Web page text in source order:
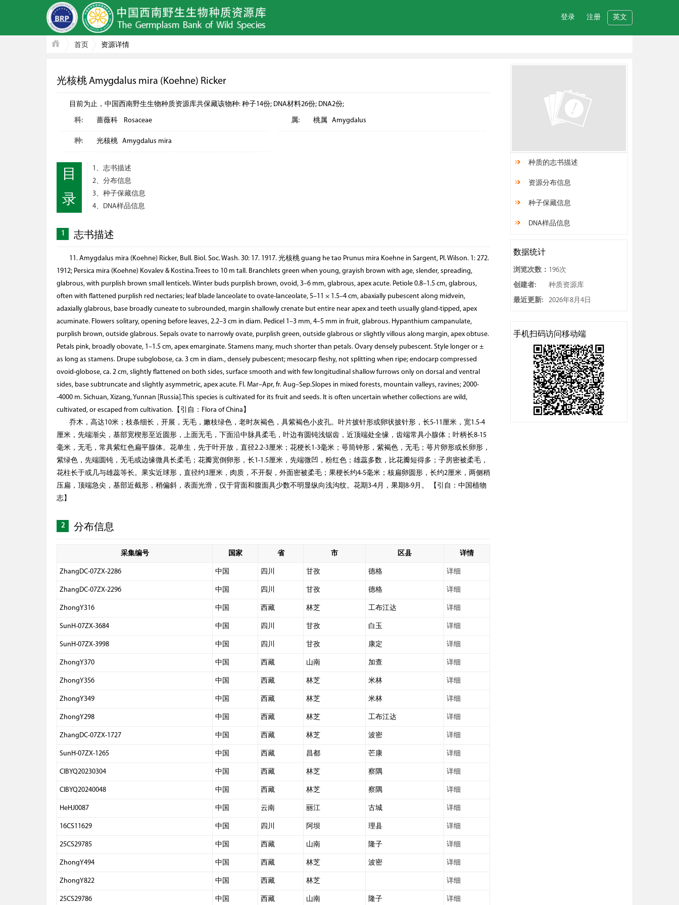
登录 注册 英文
首页 资源详情
光核桃 Amygdalus mira (Koehne) Ricker
目前为止，中国西南野生生物种质资源库共保藏该物种: 种子14份; DNA材料26份; DNA2份;
科: 蔷薇科 Rosaceae 属: 桃属 Amygdalus
种: 光核桃 Amygdalus mira
目
录
1、志书描述
2、分布信息
3、种子保藏信息
4、DNA样品信息
1 志书描述
11. Amygdalus mira (Koehne) Ricker, Bull. Biol. Soc. Wash. 30: 17. 1917. 光核桃 guang he tao Prunus mira Koehne in Sargent, Pl. Wilson. 1: 272.
1912; Persica mira (Koehne) Kovalev & Kostina.Trees to 10 m tall. Branchlets green when young, grayish brown with age, slender, spreading,
glabrous, with purplish brown small lenticels. Winter buds purplish brown, ovoid, 3–6 mm, glabrous, apex acute. Petiole 0.8–1.5 cm, glabrous,
often with flattened purplish red nectaries; leaf blade lanceolate to ovate-lanceolate, 5–11 × 1.5–4 cm, abaxially pubescent along midvein,
adaxially glabrous, base broadly cuneate to subrounded, margin shallowly crenate but entire near apex and teeth usually gland-tipped, apex
acuminate. Flowers solitary, opening before leaves, 2.2–3 cm in diam. Pedicel 1–3 mm, 4–5 mm in fruit, glabrous. Hypanthium campanulate,
purplish brown, outside glabrous. Sepals ovate to narrowly ovate, purplish green, outside glabrous or slightly villous along margin, apex obtuse.
Petals pink, broadly obovate, 1–1.5 cm, apex emarginate. Stamens many, much shorter than petals. Ovary densely pubescent. Style longer or ±
as long as stamens. Drupe subglobose, ca. 3 cm in diam., densely pubescent; mesocarp fleshy, not splitting when ripe; endocarp compressed
ovoid-globose, ca. 2 cm, slightly flattened on both sides, surface smooth and with few longitudinal shallow furrows only on dorsal and ventral
sides, base subtruncate and slightly asymmetric, apex acute. Fl. Mar–Apr, fr. Aug–Sep.Slopes in mixed forests, mountain valleys, ravines; 2000-
-4000 m. Sichuan, Xizang, Yunnan [Russia].This species is cultivated for its fruit and seeds. It is often uncertain whether collections are wild,
cultivated, or escaped from cultivation.【引自：Flora of China】
乔木，高达10米；枝条细长，开展，无毛，嫩枝绿色，老时灰褐色，具紫褐色小皮孔。叶片披针形或卵状披针形，长5-11厘米，宽1.5-4
厘米，先端渐尖，基部宽楔形至近圆形，上面无毛，下面沿中脉具柔毛，叶边有圆钝浅锯齿，近顶端处全缘，齿端常具小腺体；叶柄长8-15
毫米，无毛，常具紫红色扁平腺体。花单生，先于叶开放，直径2.2-3厘米；花梗长1-3毫米；萼筒钟形，紫褐色，无毛；萼片卵形或长卵形，
紫绿色，先端圆钝，无毛或边缘微具长柔毛；花瓣宽倒卵形，长1-1.5厘米，先端微凹，粉红色；雄蕊多数，比花瓣短得多；子房密被柔毛，
花柱长于或几与雄蕊等长。果实近球形，直径约3厘米，肉质，不开裂，外面密被柔毛；果梗长约4-5毫米；核扁卵圆形，长约2厘米，两侧稍
压扁，顶端急尖，基部近截形，稍偏斜，表面光滑，仅于背面和腹面具少数不明显纵向浅沟纹。花期3-4月，果期8-9月。 【引自：中国植物
志】
2 分布信息
采集编号 国家 省 市 区县 详情
ZhangDC-07ZX-2286 中国 四川 甘孜 德格 详细
ZhangDC-07ZX-2296 中国 四川 甘孜 德格 详细
ZhongY316 中国 西藏 林芝 工布江达 详细
SunH-07ZX-3684 中国 四川 甘孜 白玉 详细
SunH-07ZX-3998 中国 四川 甘孜 康定 详细
ZhongY370 中国 西藏 山南 加查 详细
ZhongY356 中国 西藏 林芝 米林 详细
ZhongY349 中国 西藏 林芝 米林 详细
ZhongY298 中国 西藏 林芝 工布江达 详细
ZhangDC-07ZX-1727 中国 西藏 林芝 波密 详细
SunH-07ZX-1265 中国 西藏 昌都 芒康 详细
CIBYQ20230304 中国 西藏 林芝 察隅 详细
CIBYQ20240048 中国 西藏 林芝 察隅 详细
HeHJ0087 中国 云南 丽江 古城 详细
16CS11629 中国 四川 阿坝 理县 详细
25CS29785 中国 西藏 山南 隆子 详细
ZhongY494 中国 西藏 林芝 波密 详细
ZhongY822 中国 西藏 林芝 详细
25CS29786 中国 西藏 山南 隆子 详细
种质的志书描述
资源分布信息
种子保藏信息
DNA样品信息
数据统计
浏览次数： 196次
创建者:
种质资源库
最近更新:
2026年8月4日
手机扫码访问移动端